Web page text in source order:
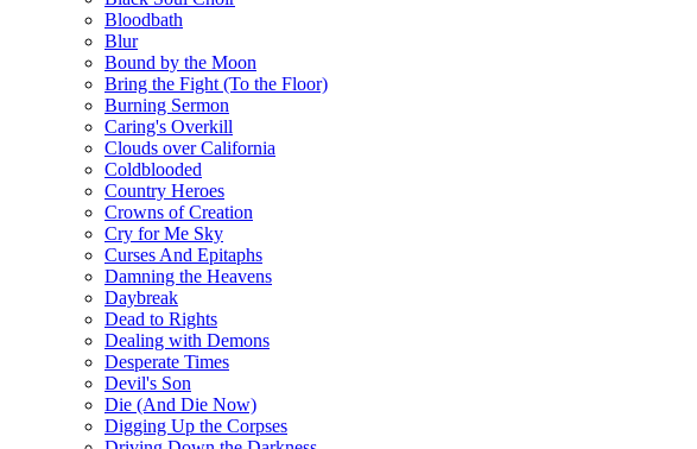
Bloodbath
Blur
Bound by the Moon
Bring the Fight (To the Floor)
Burning Sermon
Caring's Overkill
Clouds over California
Coldblooded
Country Heroes
Crowns of Creation
Cry for Me Sky
Curses And Epitaphs
Damning the Heavens
Daybreak
Dead to Rights
Dealing with Demons
Desperate Times
Devil's Son
Die (And Die Now)
Digging Up the Corpses